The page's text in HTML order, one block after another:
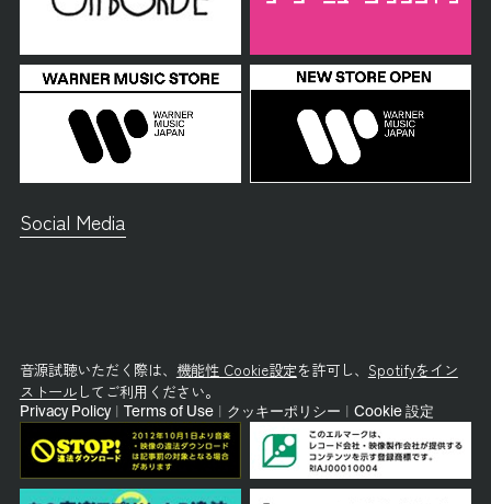
Social Media
音源試聴いただく際は、 機能性 Cookie設定を許可し、 Spotifyをイン
ストールしてご利用ください。
Privacy Policy Terms of Use クッキーポリシー Cookie 設定